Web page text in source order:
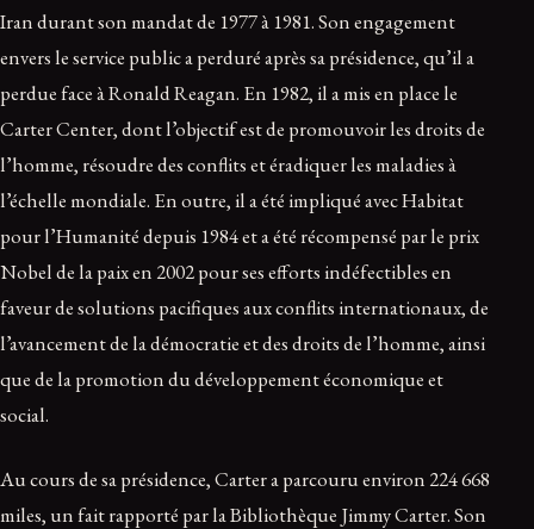
Iran durant son mandat de 1977 à 1981. Son engagement
envers le service public a perduré après sa présidence, qu’il a
perdue face à Ronald Reagan. En 1982, il a mis en place le
Carter Center, dont l’objectif est de promouvoir les droits de
l’homme, résoudre des conflits et éradiquer les maladies à
l’échelle mondiale. En outre, il a été impliqué avec Habitat
pour l’Humanité depuis 1984 et a été récompensé par le prix
Nobel de la paix en 2002 pour ses efforts indéfectibles en
faveur de solutions pacifiques aux conflits internationaux, de
l’avancement de la démocratie et des droits de l’homme, ainsi
que de la promotion du développement économique et
social.
Au cours de sa présidence, Carter a parcouru environ 224 668
miles, un fait rapporté par la Bibliothèque Jimmy Carter. Son